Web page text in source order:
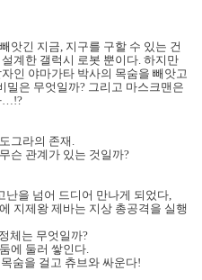
앗긴 지금, 지구를 구할 수 있는 건
계한 갤럭시 로봇 뿐이다. 하지만
인 야마가타 박사의 목숨을 빼앗고
밀은 무엇일까? 그리고 마스크맨은
…!?
그라의 존재.
슨 관계가 있는 것일까?
을 넘어 드디어 만나게 되었다,
지제왕 제바는 지상 총공격을 실행
체는 무엇일까?
에 둘러 쌓인다.
숨을 걸고 츄브와 싸운다!